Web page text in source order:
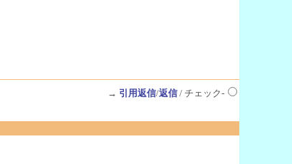
→ 引用返信/返信/ チェック-